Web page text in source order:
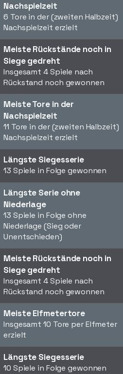
Nachspielzeit
6 Tore in der (zweiten Halbzeit)
Nachspielzeit erzielt
Meiste Rückstände noch in
Siege gedreht
Insgesamt 4 Spiele nach
Rückstand noch gewonnen
Meiste Tore in der
Nachspielzeit
11 Tore in der (zweiten Halbzeit)
Nachspielzeit erzielt
Längste Siegesserie
13 Spiele in Folge gewonnen
Längste Serie ohne
Niederlage
13 Spiele in Folge ohne
Niederlage (Sieg oder
Unentschieden)
Meiste Rückstände noch in
Siege gedreht
Insgesamt 4 Spiele nach
Rückstand noch gewonnen
Meiste Elfmetertore
Insgesamt 10 Tore per Elfmeter
erzielt
Längste Siegesserie
10 Spiele in Folge gewonnen